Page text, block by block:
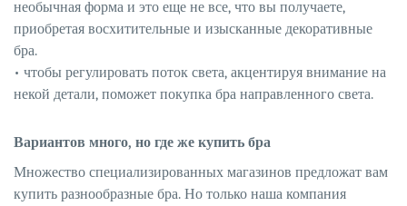
необычная форма и это еще не все, что вы получаете,
приобретая восхитительные и изысканные декоративные
бра.
• чтобы регулировать поток света, акцентируя внимание на
некой детали, поможет покупка бра направленного света.
Вариантов много, но где же купить бра
Множество специализированных магазинов предложат вам
купить разнообразные бра. Но только наша компания